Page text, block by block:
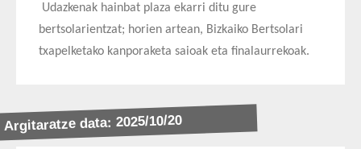
Udazkenak hainbat plaza ekarri ditu gure
bertsolarientzat; horien artean, Bizkaiko Bertsolari
txapelketako kanporaketa saioak eta finalaurrekoak.
Argitaratze data: 2025/10/20